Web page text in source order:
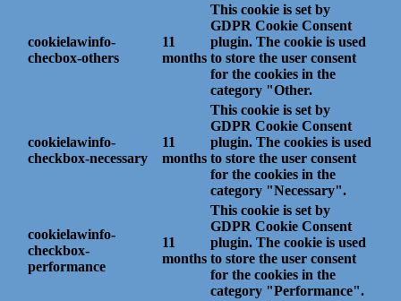
cookielawinfo-
checbox-others
11
months
This cookie is set by
GDPR Cookie Consent
plugin. The cookie is used
to store the user consent
for the cookies in the
category "Other.
cookielawinfo-
checkbox-necessary
11
months
This cookie is set by
GDPR Cookie Consent
plugin. The cookies is used
to store the user consent
for the cookies in the
category "Necessary".
cookielawinfo-
checkbox-
performance
11
months
This cookie is set by
GDPR Cookie Consent
plugin. The cookie is used
to store the user consent
for the cookies in the
category "Performance".